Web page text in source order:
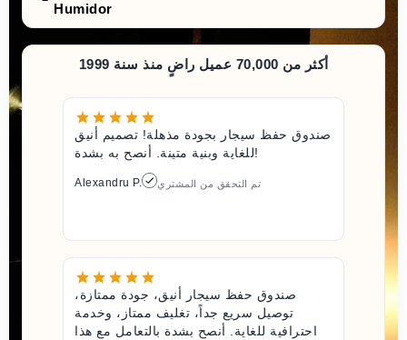
Humidor
أكثر من 70,000 عميل راضٍ منذ سنة 1999
صندوق حفظ سيجار بجودة مذهلة! تصميم أنيق
للغاية وبنية متينة. أنصح به بشدة!
Alexandru P. تم التحقق من المشتري
صندوق حفظ سيجار أنيق، جودة ممتازة،
توصيل سريع جداً، تغليف ممتاز، وخدمة
احترافية للغاية. أنصح بشدة بالتعامل مع هذا